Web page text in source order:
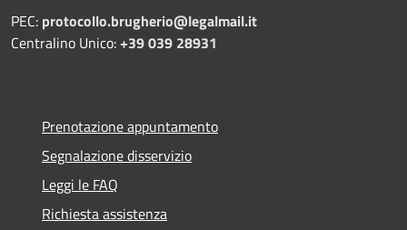
PEC: protocollo.brugherio@legalmail.it
Centralino Unico:+39 039 28931
Prenotazione appuntamento
Segnalazione disservizio
Leggi le FAQ
Richiesta assistenza